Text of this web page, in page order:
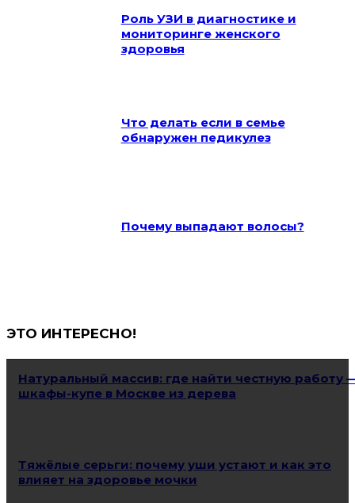
Роль УЗИ в диагностике и
мониторинге женского
здоровья
Что делать если в семье
обнаружен педикулез
Почему выпадают волосы?
ЭТО ИНТЕРЕСНО!
Натуральный массив: где найти честную работу
шкафы-купе в Москве из дерева
Тяжёлые серьги: почему уши устают и как это
влияет на здоровье мочки